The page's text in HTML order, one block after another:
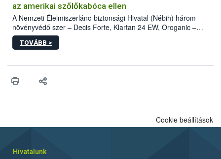
az amerikai szőlőkabóca ellen
A Nemzeti Élelmiszerlánc-biztonsági Hivatal (Nébih) három
növényvédő szer – Decis Forte, Klartan 24 EW, Oroganic –
engedélyokiratát módosította, így azok a szüretet követően,
egészen a vesszőérettség (BBCH 91) stádiumáig
érésű szőlőkben is legyen lehetőség a károsító elleni további
felhasználók számára is elérhető és ökológiai termesztésben is
TOVÁBB >
Cookie beállítások
Hivatalunk